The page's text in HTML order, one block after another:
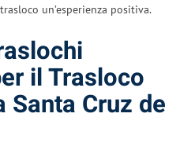
un’esperienza positiva.
il Trasloco
Santa Cruz de